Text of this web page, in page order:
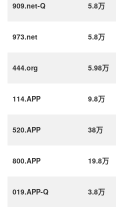
909.net-Q 5.8万
973.net 5.8万
444.org 5.98万
114.APP 9.8万
520.APP 38万
800.APP 19.8万
019.APP-Q 3.8万